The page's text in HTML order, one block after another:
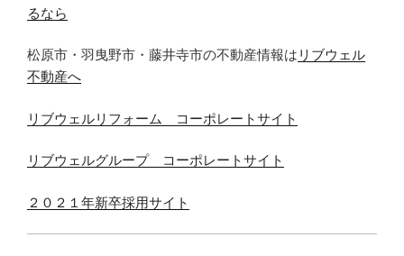
るなら
松原市・羽曳野市・藤井寺市の不動産情報は リブウェル
不動産へ
リブウェルリフォーム コーポレートサイト
リブウェルグループ コーポレートサイト
２０２１年新卒採用サイト